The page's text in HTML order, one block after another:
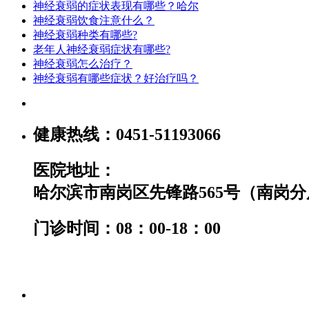
神经衰弱的症状表现有哪些？哈尔
神经衰弱饮食注意什么？
神经衰弱种类有哪些?
老年人神经衰弱症状有哪些?
神经衰弱怎么治疗？
神经衰弱有哪些症状？好治疗吗？
健康热线： 0451-51193066
医院地址：
哈尔滨市南岗区先锋路565号（南岗
门诊时间：08：00-18：00